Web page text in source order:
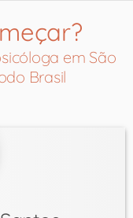
em São
Brasil